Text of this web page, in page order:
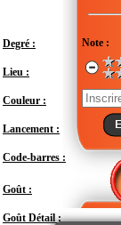
Note :
Degré :
Lieu :
Couleur :
Lancement :
Code-barres :
Goût :
Goût Détail :